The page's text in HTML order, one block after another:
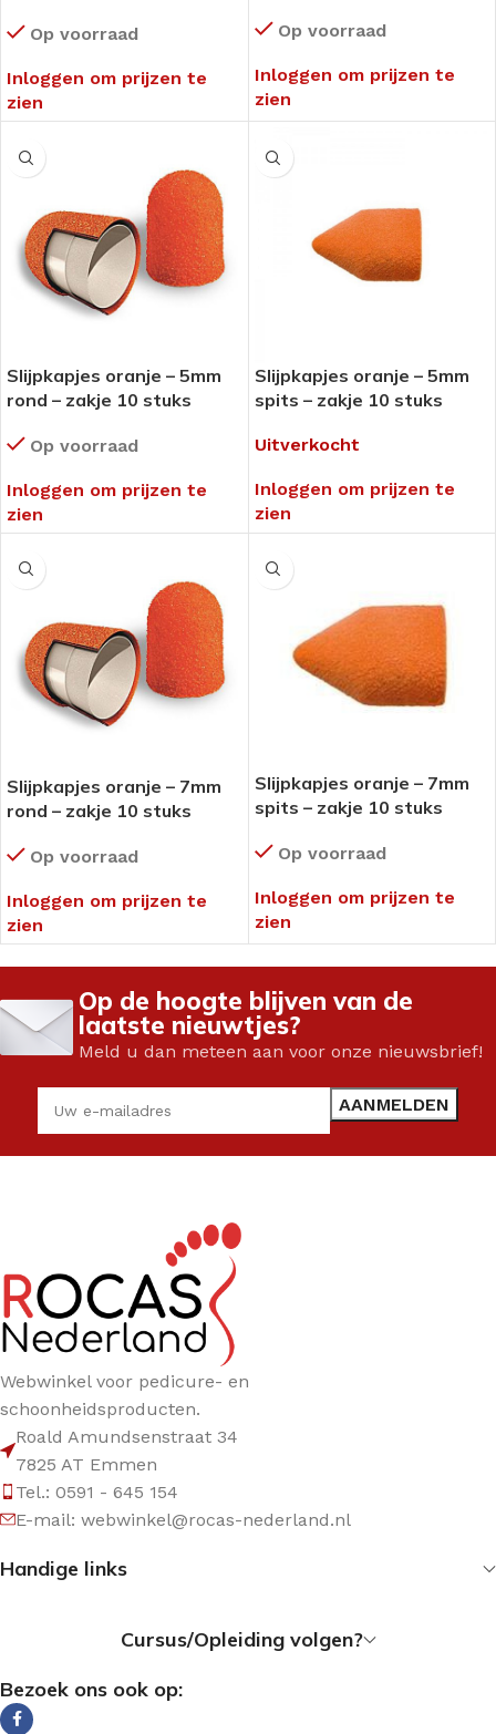
Op voorraad
Inloggen om prijzen te
zien
Op voorraad
Inloggen om prijzen te
zien
Slijpkapjes oranje – 5mm
rond – zakje 10 stuks
Op voorraad
Inloggen om prijzen te
zien
Slijpkapjes oranje – 5mm
spits – zakje 10 stuks
Uitverkocht
Inloggen om prijzen te
zien
Slijpkapjes oranje – 7mm
rond – zakje 10 stuks
Op voorraad
Inloggen om prijzen te
zien
Slijpkapjes oranje – 7mm
spits – zakje 10 stuks
Op voorraad
Inloggen om prijzen te
zien
Op de hoogte blijven van de
laatste nieuwtjes?
Meld u dan meteen aan voor onze nieuwsbrief!
Webwinkel voor pedicure- en
schoonheidsproducten.
Roald Amundsenstraat 34
7825 AT Emmen
Tel.: 0591 - 645 154
E-mail: webwinkel@rocas-nederland.nl
Handige links
Cursus/Opleiding volgen?
Bezoek ons ook op: